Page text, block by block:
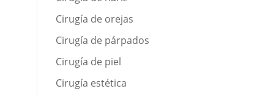
Cirugía de orejas
Cirugía de párpados
Cirugía de piel
Cirugía estética